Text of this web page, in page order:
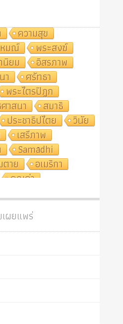
ความสุข
มณ์
พระสงฆ์
นิยม
อิสรภาพ
า
ศรัทธา
พระไตรปิฎก
าสนา
สมาธิ
ประชาธิปไตย
วินัย
เสรีภาพ
Samādhi
ตาย
อเมริกา
คุณค่า
าประจำชาติ
ไตย
ธรรมชาติ
ผยแพร่